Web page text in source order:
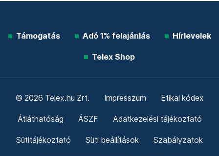
Támogatás Adó 1% felajánlás Hírlevelek
Telex Shop
© 2026 Telex.hu Zrt. Impresszum Etikai kódex
Átláthatóság ÁSZF Adatkezelési tájékoztató
Sütitájékoztató Süti beállítások Szabályzatok